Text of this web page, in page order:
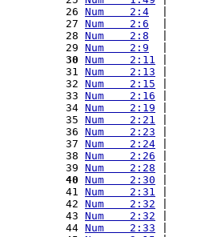
26 Num    2:4
|
27 Num    2:6
|
28 Num    2:8
|
29 Num    2:9
|
30 Num    2:11 |
31 Num    2:13 |
32 Num    2:15 |
33 Num    2:16 |
34 Num    2:19 |
35 Num    2:21 |
36 Num    2:23 |
37 Num    2:24 |
38 Num    2:26 |
39 Num    2:28 |
40 Num    2:30 |
41 Num    2:31 |
42 Num    2:32
43 Num    2:32
44 Num    2:33 |